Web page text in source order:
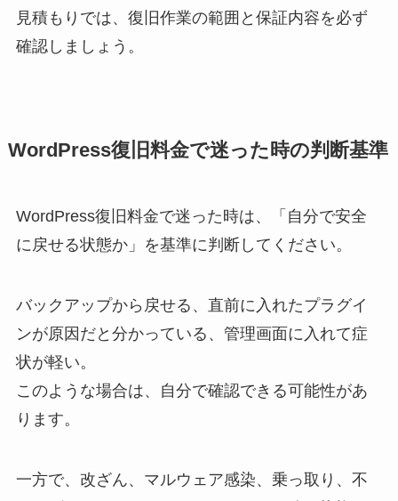
見積もりでは、復旧作業の範囲と保証内容を必ず
確認しましょう。
WordPress復旧料金で迷った時の判断基準
WordPress復旧料金で迷った時は、「自分で安全
に戻せる状態か」を基準に判断してください。
バックアップから戻せる、直前に入れたプラグイ
ンが原因だと分かっている、管理画面に入れて症
状が軽い。
このような場合は、自分で確認できる可能性があ
ります。
一方で、改ざん、マルウェア感染、乗っ取り、不